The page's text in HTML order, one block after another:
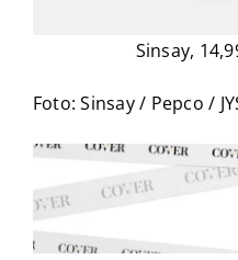
Sinsay,
Foto: Sinsay / Pepco /